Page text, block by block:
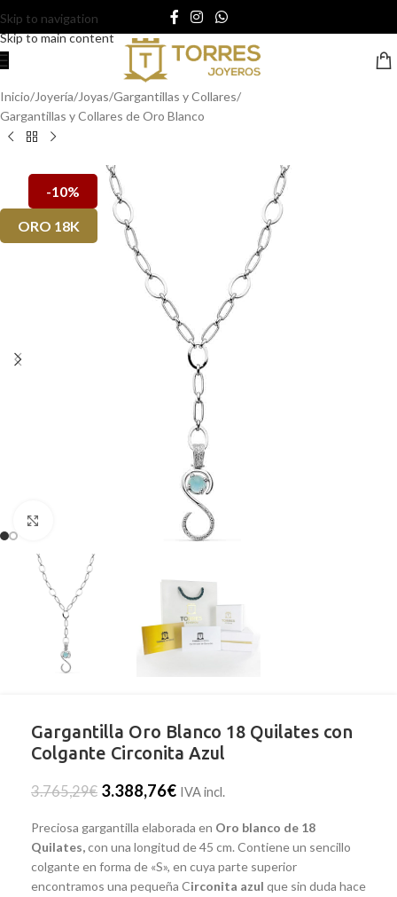
Skip to navigation
Skip to main content
Inicio/Joyería/Joyas/Gargantillas y Collares/
Gargantillas y Collares de Oro Blanco
-10%
ORO 18K
Gargantilla Oro Blanco 18 Quilates con
Colgante Circonita Azul
3.765,29€ 3.388,76€ IVA incl.
Preciosa gargantilla elaborada en Oro blanco de 18
Quilates,con una longitud de 45 cm. Contiene un sencillo
colgante en forma de «S», en cuya parte superior
encontramos una pequeña Circonita azul que sin duda hace